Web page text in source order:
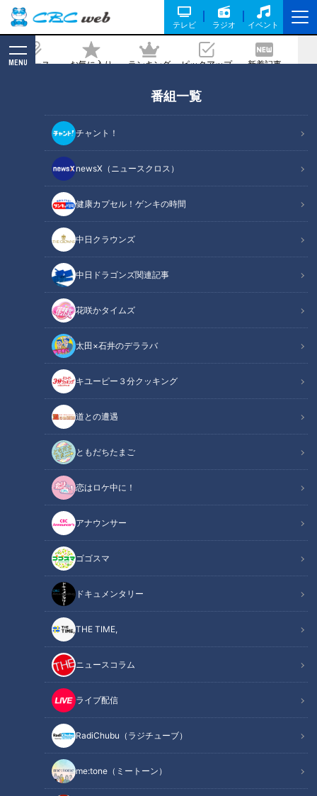
テレビ ラジオ イベント
ニュース お気に入り ランキング ピックアップ 新着記事
MENU
番組一覧
チャント！
newsX（ニュースクロス）
健康カプセル！ゲンキの時間
中日クラウンズ
中日ドラゴンズ関連記事
花咲かタイムズ
太田×石井のデララバ
キユーピー３分クッキング
道との遭遇
ともだちたまご
恋はロケ中に！
アナウンサー
ゴゴスマ
ドキュメンタリー
THE TIME,
ニュースコラム
ライブ配信
RadiChubu（ラジチューブ）
me:tone（ミートーン）
国にお届けする新アニメ枠【アガルアニ
メ】を開設！2024年春『転生貴族、鑑
定スキルで成り上がる』、夏『キン肉マ
ン 完璧超人始祖編』の放送が決定！
2024/02/09 10:00
CBC web
「CBC web」からのお知らせ
CBCテレビは、2024年4月7日（日）スタートで、日曜よる11
時３０分の放送枠を新アニメ枠とし、【アガルアニメ】という
枠名にして、TBS系列28局ネットでアニメ番組を放送しま
枠名の【アガルアニメ】は、CBCテレビが「名古屋から、日
本が、世界がアガるアニメを届ける」をコンセプトに開設し、
日曜深夜に憂鬱な人も（そうじゃない人も！）、気持ちが「ア
ガる」アニメばかりを放送していきます。
開設初年となる2024年は、アガる２作品の放送が決定！！
1作目は、弱小貴族の跡取りとして異世界に転生した主人公・
アルスが他人の能力・ステータスを見抜く“鑑定スキル”を使
い、仲間と共に困難に立ち向かう異世界統一記『転生貴族、鑑
定スキルで成り上がる』。